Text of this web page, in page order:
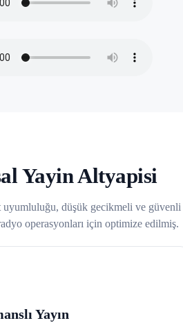
Yayin Altyapisi
uyumluluğu, düşük gecikmeli ve güvenli
operasyonları için optimize edilmiş.
Yayın